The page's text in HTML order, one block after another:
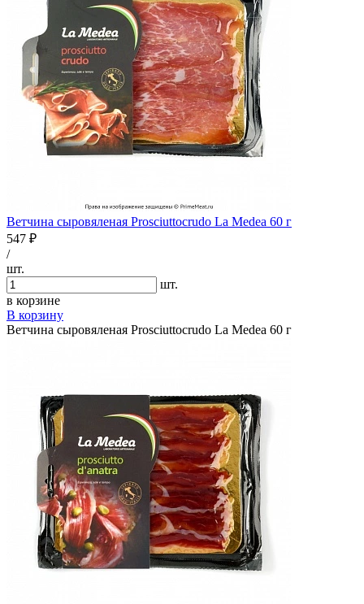
Ветчина сыровяленая Prosciuttocrudo La Medea 60 г
547 ₽
/
шт.
шт.
в корзине
В корзину
Ветчина сыровяленая Prosciuttocrudo La Medea 60 г